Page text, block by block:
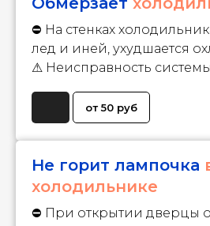
⛔ На стенках
лед и иней, ухудшается
⚠ Неисправность
от 50 руб
Не горит лампочка
холодильнике
⛔ При открытии дверцы